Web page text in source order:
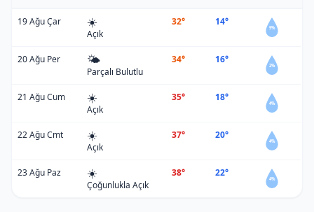
19 Ağu Çar ☀️
Açık
32° 14°
5%
20 Ağu Per 🌤️
Parçalı Bulutlu
34° 16°
2%
21 Ağu Cum ☀️
Açık
35° 18°
4%
22 Ağu Cmt ☀️
Açık
37° 20°
4%
23 Ağu Paz ☀️
Çoğunlukla Açık
38° 22°
4%